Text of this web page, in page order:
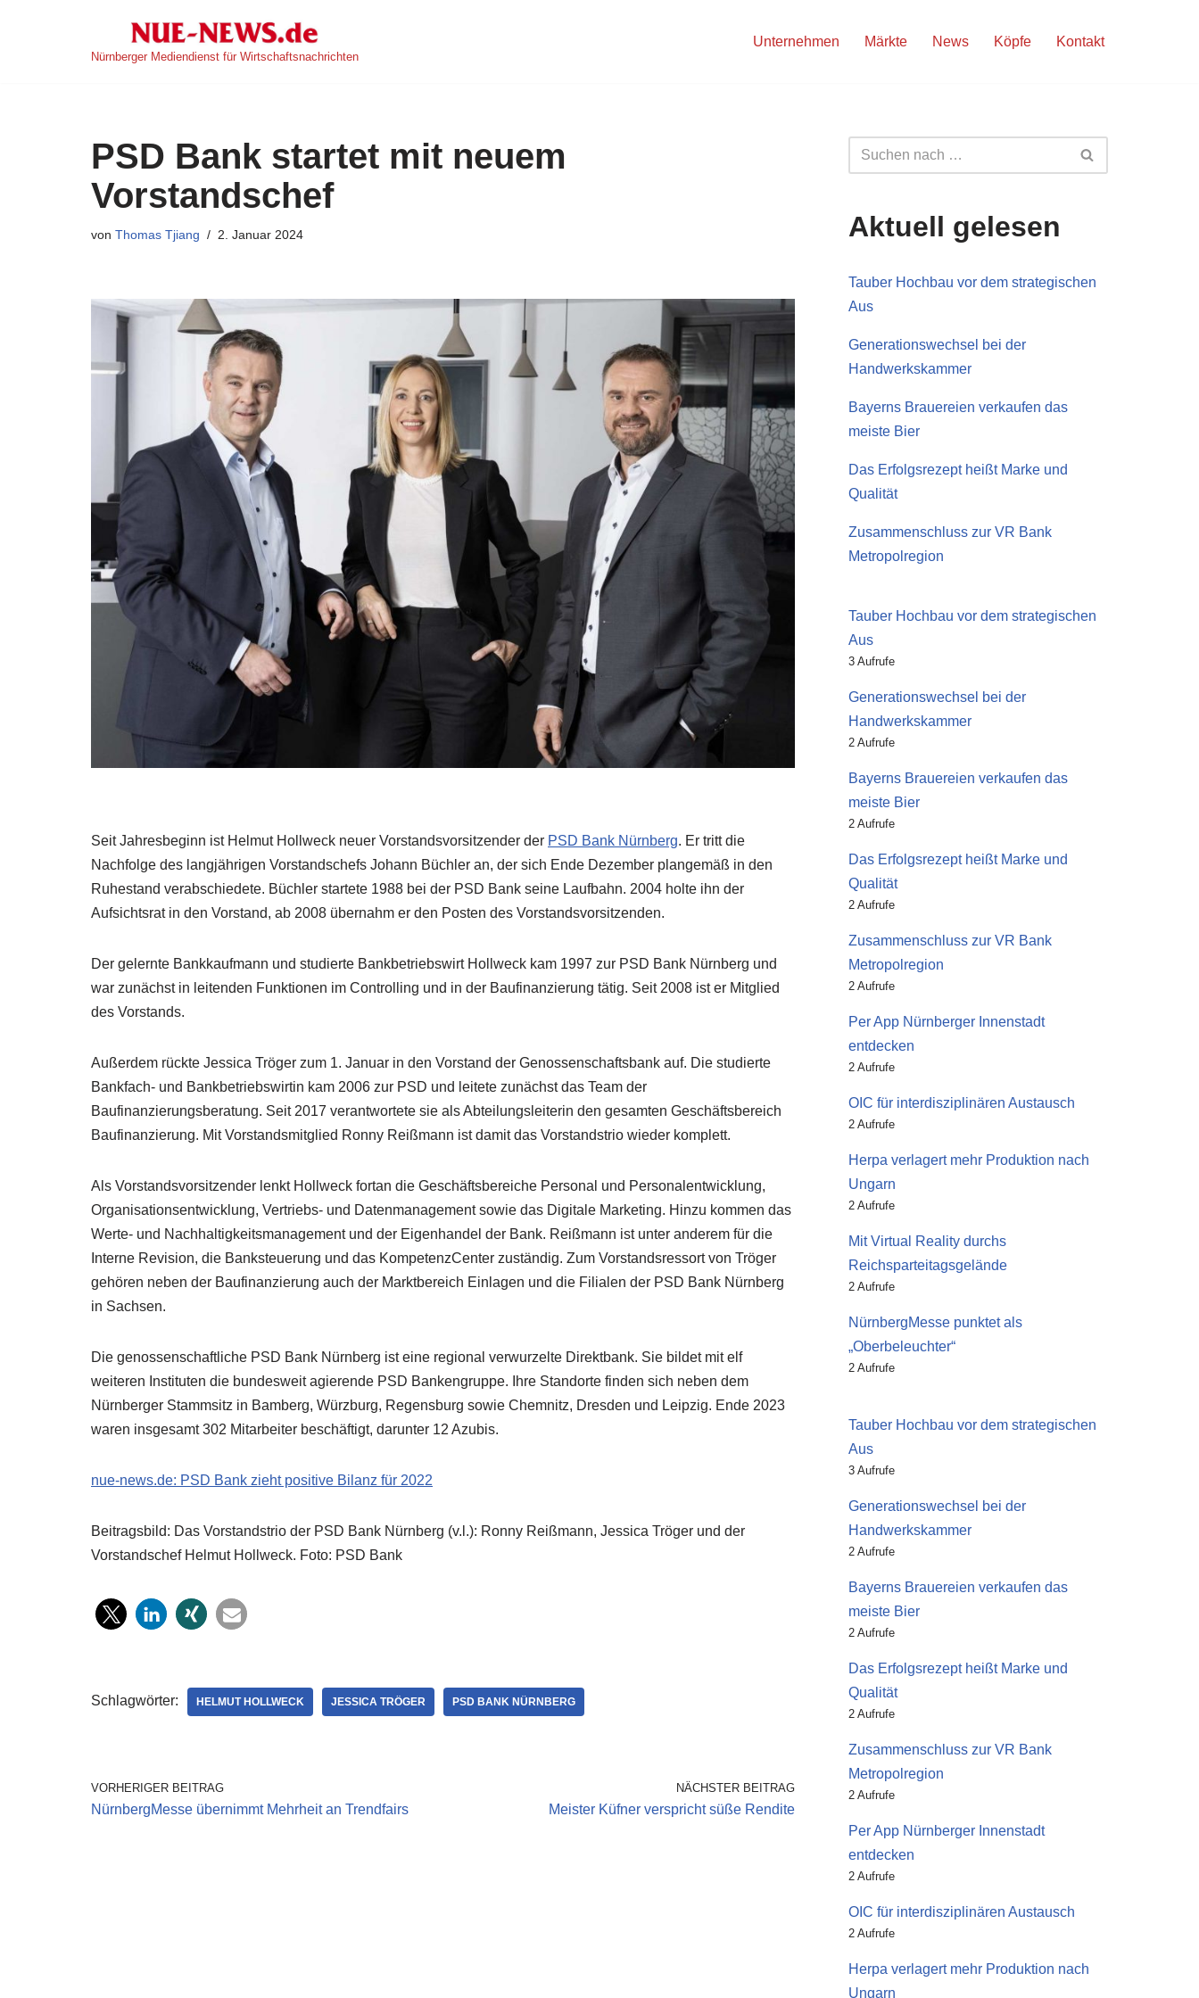
Nürnberger Mediendienst für Wirtschaftsnachrichten
Unternehmen Märkte News Köpfe Kontakt
PSD Bank startet mit neuem
Vorstandschef
von Thomas Tjiang 2. Januar 2024
Seit Jahresbeginn ist Helmut Hollweck neuer Vorstandsvorsitzender der PSD Bank Nürnberg. Er tritt die
Nachfolge des langjährigen Vorstandschefs Johann Büchler an, der sich Ende Dezember plangemäß in den
Ruhestand verabschiedete. Büchler startete 1988 bei der PSD Bank seine Laufbahn. 2004 holte ihn der
Aufsichtsrat in den Vorstand, ab 2008 übernahm er den Posten des Vorstandsvorsitzenden.
Der gelernte Bankkaufmann und studierte Bankbetriebswirt Hollweck kam 1997 zur PSD Bank Nürnberg und
war zunächst in leitenden Funktionen im Controlling und in der Baufinanzierung tätig. Seit 2008 ist er Mitglied
des Vorstands.
Außerdem rückte Jessica Tröger zum 1. Januar in den Vorstand der Genossenschaftsbank auf. Die studierte
Bankfach- und Bankbetriebswirtin kam 2006 zur PSD und leitete zunächst das Team der
Baufinanzierungsberatung. Seit 2017 verantwortete sie als Abteilungsleiterin den gesamten Geschäftsbereich
Baufinanzierung. Mit Vorstandsmitglied Ronny Reißmann ist damit das Vorstandstrio wieder komplett.
Als Vorstandsvorsitzender lenkt Hollweck fortan die Geschäftsbereiche Personal und Personalentwicklung,
Organisationsentwicklung, Vertriebs- und Datenmanagement sowie das Digitale Marketing. Hinzu kommen das
Werte- und Nachhaltigkeitsmanagement und der Eigenhandel der Bank. Reißmann ist unter anderem für die
Interne Revision, die Banksteuerung und das KompetenzCenter zuständig. Zum Vorstandsressort von Tröger
gehören neben der Baufinanzierung auch der Marktbereich Einlagen und die Filialen der PSD Bank Nürnberg
in Sachsen.
Die genossenschaftliche PSD Bank Nürnberg ist eine regional verwurzelte Direktbank. Sie bildet mit elf
weiteren Instituten die bundesweit agierende PSD Bankengruppe. Ihre Standorte finden sich neben dem
Nürnberger Stammsitz in Bamberg, Würzburg, Regensburg sowie Chemnitz, Dresden und Leipzig. Ende 2023
waren insgesamt 302 Mitarbeiter beschäftigt, darunter 12 Azubis.
nue-news.de: PSD Bank zieht positive Bilanz für 2022
Beitragsbild: Das Vorstandstrio der PSD Bank Nürnberg (v.l.): Ronny Reißmann, Jessica Tröger und der
Vorstandschef Helmut Hollweck. Foto: PSD Bank
Schlagwörter: HELMUT HOLLWECK JESSICA TRÖGER PSD BANK NÜRNBERG
VORHERIGER BEITRAG
NürnbergMesse übernimmt Mehrheit an Trendfairs
NÄCHSTER BEITRAG
Meister Küfner verspricht süße Rendite
Aktuell gelesen
Tauber Hochbau vor dem strategischen
Aus
Generationswechsel bei der
Handwerkskammer
Bayerns Brauereien verkaufen das
meiste Bier
Das Erfolgsrezept heißt Marke und
Qualität
Zusammenschluss zur VR Bank
Metropolregion
Tauber Hochbau vor dem strategischen
Aus
3 Aufrufe
Generationswechsel bei der
Handwerkskammer
2 Aufrufe
Bayerns Brauereien verkaufen das
meiste Bier
2 Aufrufe
Das Erfolgsrezept heißt Marke und
Qualität
2 Aufrufe
Zusammenschluss zur VR Bank
Metropolregion
2 Aufrufe
Per App Nürnberger Innenstadt
entdecken
2 Aufrufe
OIC für interdisziplinären Austausch
2 Aufrufe
Herpa verlagert mehr Produktion nach
Ungarn
2 Aufrufe
Mit Virtual Reality durchs
Reichsparteitagsgelände
2 Aufrufe
NürnbergMesse punktet als
„Oberbeleuchter“
2 Aufrufe
Tauber Hochbau vor dem strategischen
Aus
3 Aufrufe
Generationswechsel bei der
Handwerkskammer
2 Aufrufe
Bayerns Brauereien verkaufen das
meiste Bier
2 Aufrufe
Das Erfolgsrezept heißt Marke und
Qualität
2 Aufrufe
Zusammenschluss zur VR Bank
Metropolregion
2 Aufrufe
Per App Nürnberger Innenstadt
entdecken
2 Aufrufe
OIC für interdisziplinären Austausch
2 Aufrufe
Herpa verlagert mehr Produktion nach
Ungarn